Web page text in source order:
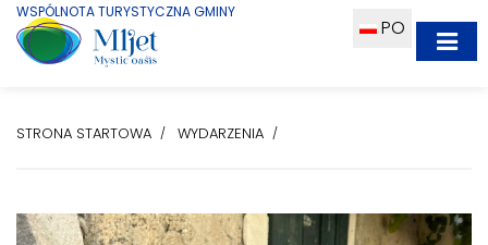
WSPÓLNOTA TURYSTYCZNA GMINY
PO
STRONA STARTOWA WYDARZENIA